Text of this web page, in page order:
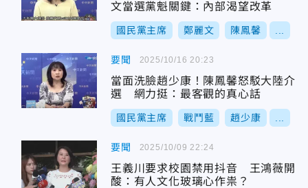
文當選黨魁關鍵：內部渴望改革
國民黨主席 鄭麗文 陳鳳馨
要聞
當面洗臉趙少康！陳鳳馨怒駁大陸介
選 網力挺：最客觀的真心話
國民黨主席 戰鬥藍 趙少康
2025/10/16 20:23
要聞
王義川要求校園禁用抖音 王鴻薇開
酸：有人文化玻璃心作祟？
2025/10/09 22:24